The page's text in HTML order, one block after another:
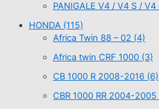
PANIGALE V4 / V4 S /
HONDA (115)
Africa Twin 88 – 02 (4)
Africa twin CRF 1000 (3)
CB 1000 R 2008-2016 (6)
CBR 1000 RR 2004-2005